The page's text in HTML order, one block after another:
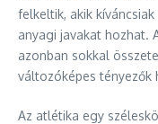
felkeltik, akik
anyagi javakat hozhat.
azonban sokkal
változóképes tényezők
Az atlétika egy